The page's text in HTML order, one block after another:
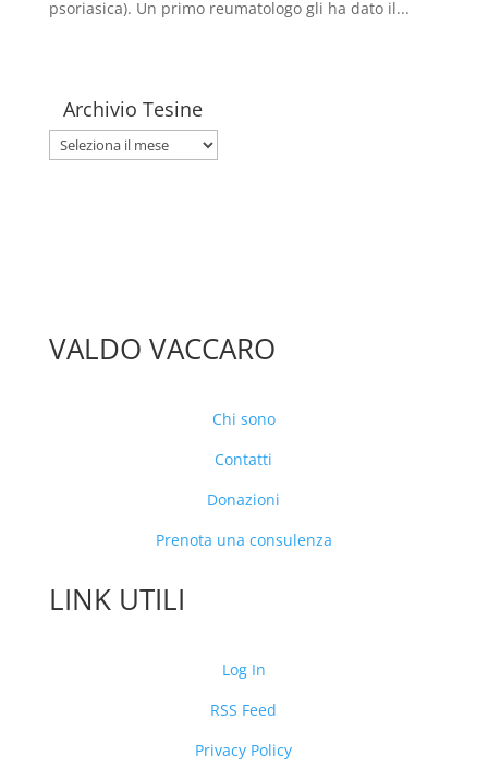
psoriasica). Un primo reumatologo gli ha dato il...
Archivio Tesine
Archivio
Tesine
VALDO VACCARO
Chi sono
Contatti
Donazioni
Prenota una consulenza
LINK UTILI
Log In
RSS Feed
Privacy Policy